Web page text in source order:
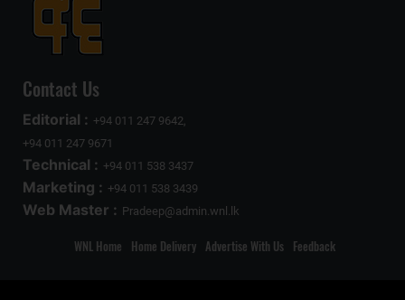
Contact Us
Editorial : +94 011 247 9642,
+94 011 247 9671
Technical : +94 011 538 3437
Marketing : +94 011 538 3439
Web Master : Pradeep@admin.wnl.lk
WNL Home Home Delivery Advertise With Us Feedback